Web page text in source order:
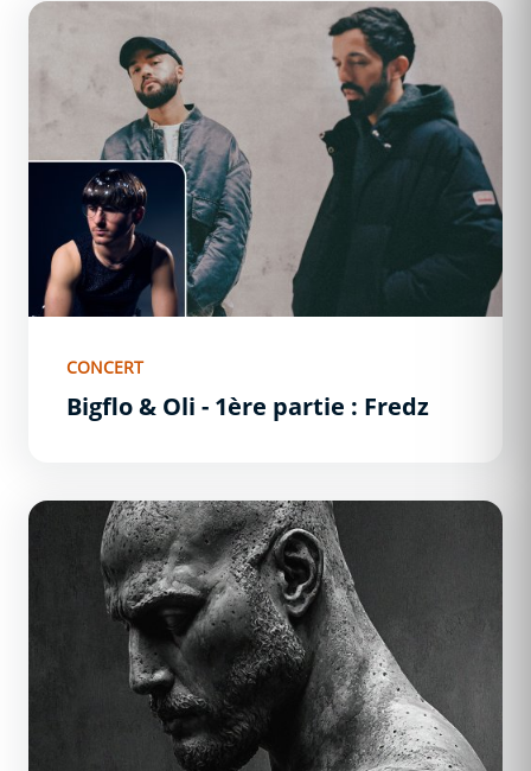
Bigflo &amp; Oli - 1ère partie : Fredz
CONCERT
Bigflo & Oli - 1ère partie : Fredz
Booba